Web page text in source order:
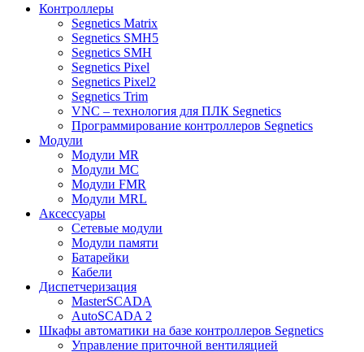
Контроллеры
Segnetics Matrix
Segnetics SMH5
Segnetics SMH
Segnetics Pixel
Segnetics Pixel2
Segnetics Trim
VNC – технология для ПЛК Segnetics
Программирование контроллеров Segnetics
Модули
Модули MR
Модули MC
Модули FMR
Модули MRL
Аксеcсуары
Сетевые модули
Модули памяти
Батарейки
Кабели
Диспетчеризация
MasterSCADA
AutoSCADA 2
Шкафы автоматики на базе контроллеров Segnetics
Управление приточной вентиляцией